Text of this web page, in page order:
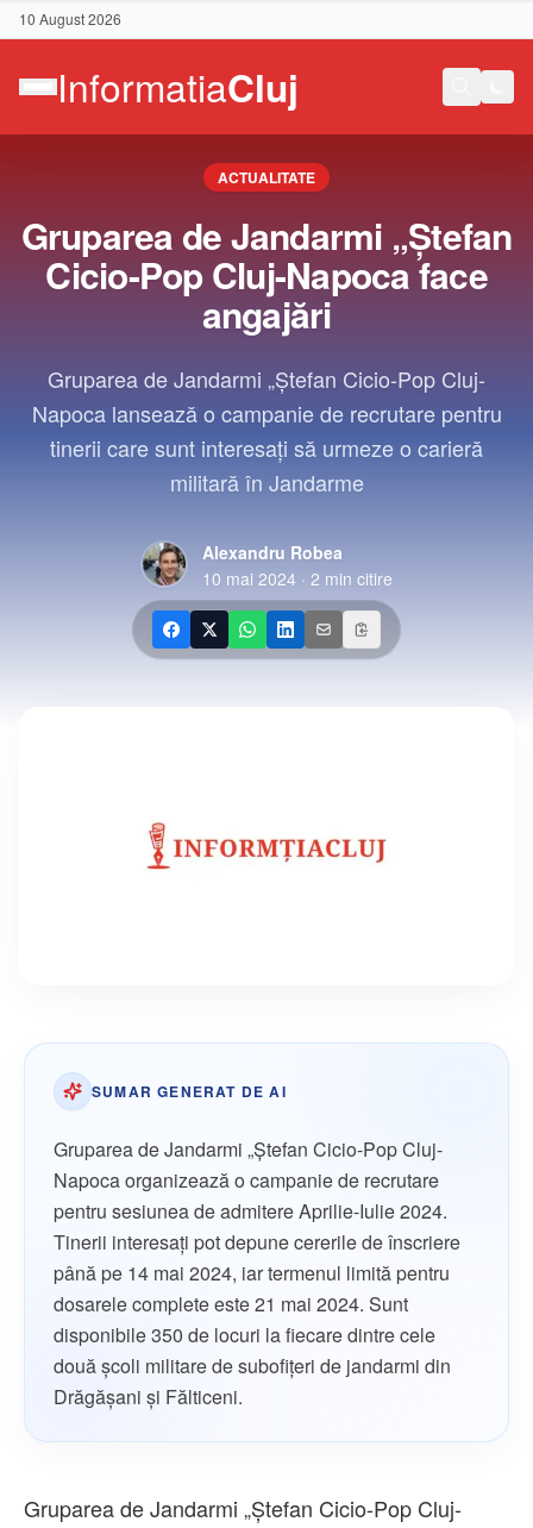
10 August 2026
ACTUALITATE
Gruparea de Jandarmi „Ștefan
Cicio-Pop Cluj-Napoca face
angajări
Gruparea de Jandarmi „Ștefan Cicio-Pop Cluj-
Napoca lansează o campanie de recrutare pentru
tinerii care sunt interesați să urmeze o carieră
militară în Jandarme
Alexandru Robea
10 mai 2024 · 2 min citire
SUMAR GENERAT DE AI
Gruparea de Jandarmi „Ștefan Cicio-Pop Cluj-
Napoca organizează o campanie de recrutare
pentru sesiunea de admitere Aprilie-Iulie 2024.
Tinerii interesați pot depune cererile de înscriere
până pe 14 mai 2024, iar termenul limită pentru
dosarele complete este 21 mai 2024. Sunt
disponibile 350 de locuri la fiecare dintre cele
două școli militare de subofițeri de jandarmi din
Drăgășani și Fălticeni.
Gruparea de Jandarmi „Ștefan Cicio-Pop Cluj-